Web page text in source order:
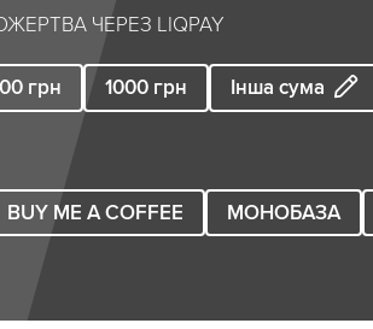
ЧЕРЕЗ LIQPAY
грн 1000 грн Інша сума
BUY ME A COFFEE МОНОБАЗА